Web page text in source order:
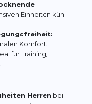
Einheiten kühl
Komfort.
für Training,
Herren bei